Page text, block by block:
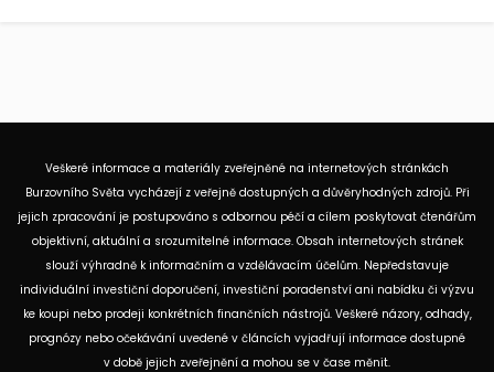
Veškeré informace a materiály zveřejněné na internetových stránkách
Burzovního Světa vycházejí z veřejně dostupných a důvěryhodných zdrojů. Při
jejich zpracování je postupováno s odbornou péčí a cílem poskytovat čtenářům
objektivní, aktuální a srozumitelné informace. Obsah internetových stránek
slouží výhradně k informačním a vzdělávacím účelům. Nepředstavuje
individuální investiční doporučení, investiční poradenství ani nabídku či výzvu
ke koupi nebo prodeji konkrétních finančních nástrojů. Veškeré názory, odhady,
prognózy nebo očekávání uvedené v článcích vyjadřují informace dostupné
v době jejich zveřejnění a mohou se v čase měnit.